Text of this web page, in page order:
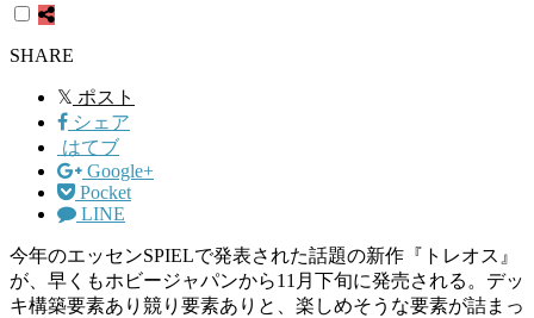
SHARE
𝕏 ポスト
シェア
はてブ
Google+
Pocket
LINE
今年のエッセンSPIELで発表された話題の新作『トレオス』
が、早くもホビージャパンから11月下旬に発売される。デッ
キ構築要素あり競り要素ありと、楽しめそうな要素が詰まっ